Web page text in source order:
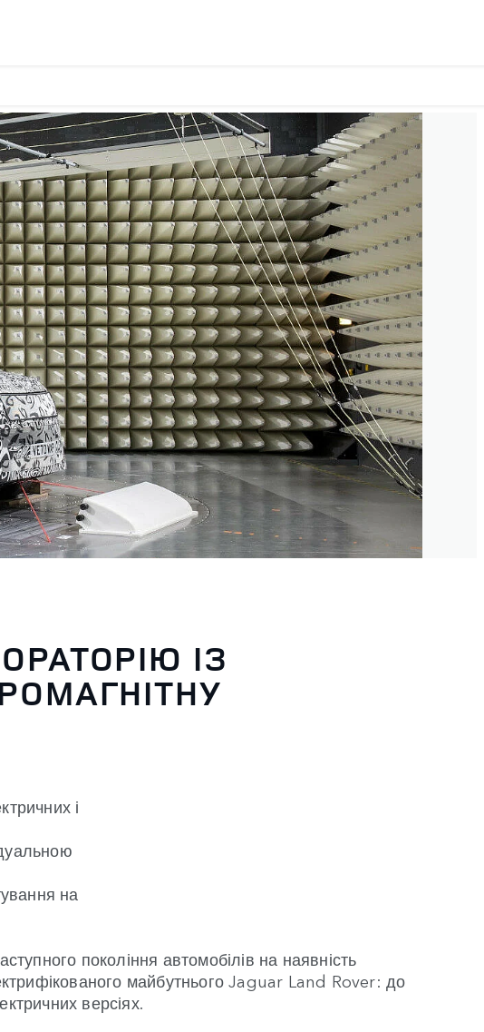
ІЗ
і
на
покоління автомобілів на наявність
майбутнього Jaguar Land Rover: до
версіях.